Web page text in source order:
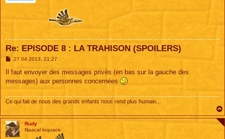
Re: EPISODE 8 : LA TRAHISON (SPOILERS)
M
s
a
27 04 2013, 21:27
Il faut envoyer des messages privés (en bas sur la gauche des
messages) aux personnes concernées
Ce qui fait de nous des grands enfants nous rend plus humain...
Rudy
Naacal loquace